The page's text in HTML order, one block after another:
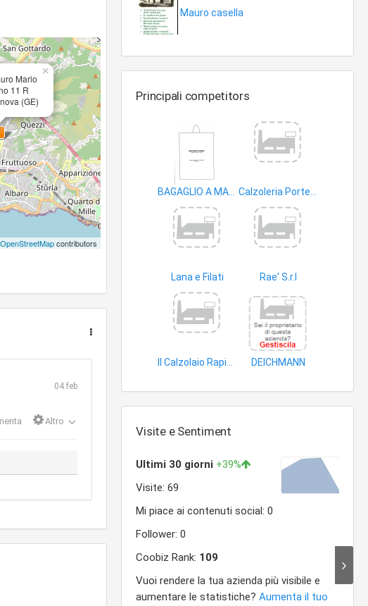
Mario
11 R
(GE)
×
OpenStreetMapcontributors
04 feb
Altro
Mauro casella
Principali competitors
articoli in cuoio
Lana e Filati
Rae' S.r.l
DEICHMANN
Visite e Sentiment